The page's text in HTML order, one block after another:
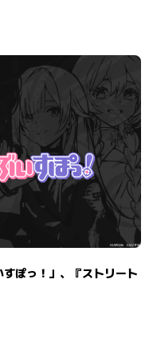
っ！」、『ストリート